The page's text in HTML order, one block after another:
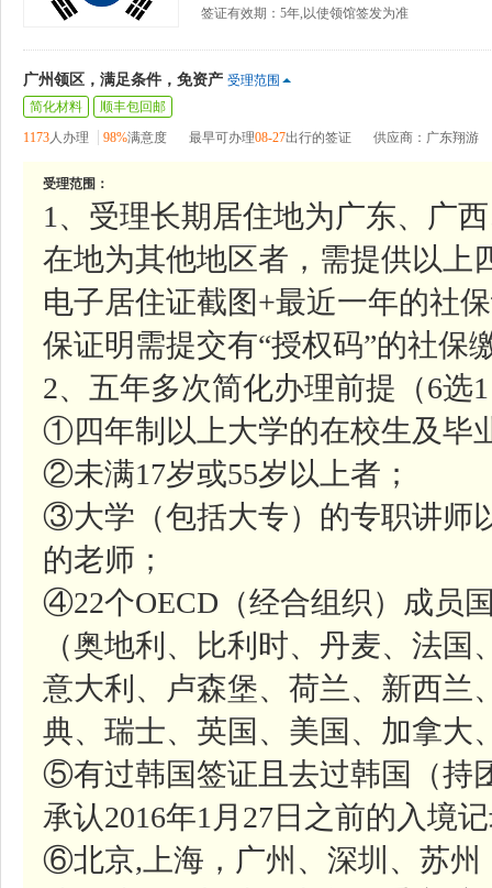
签证有效期：5年,以使领馆签发为准
广州领区，满足条件，免资产 受理范围
简化材料
顺丰包回邮
1173人办理 98%满意度 最早可办理08-27出行的签证 供应商：广东翔游
受理范围：
1、受理长期居住地为广东、广
在地为其他地区者，需提供以上
电子居住证截图+最近一年的社
保证明需提交有“授权码”的社保
2、五年多次简化办理前提（6选
①四年制以上大学的在校生及毕
②未满17岁或55岁以上者；
③大学（包括大专）的专职讲师
的老师；
④22个OECD（经合组织）成员
（奥地利、比利时、丹麦、法
意大利、卢森堡、荷兰、新西兰
典、瑞士、英国、美国、加拿大
⑤有过韩国签证且去过韩国（持
承认2016年1月27日之前的入境
⑥北京,上海，广州、深圳、苏州